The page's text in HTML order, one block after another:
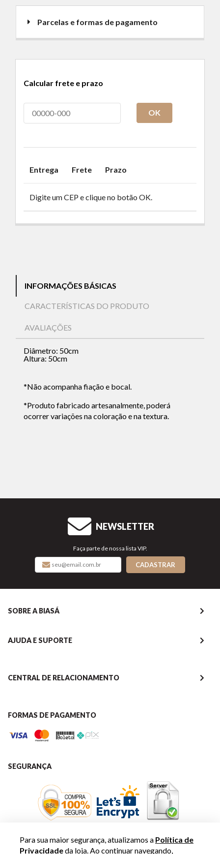
Parcelas e formas de pagamento
Calcular frete e prazo
OK
Entrega Frete Prazo
Digite um CEP e clique no botão OK.
INFORMAÇÕES BÁSICAS
CARACTERÍSTICAS DO PRODUTO
AVALIAÇÕES
Diâmetro: 50cm
Altura: 50cm
*Não acompanha fiação e bocal.
*Produto fabricado artesanalmente, poderá
ocorrer variações na coloração e na textura.
Para sua maior segurança, atualizamos a Política de
Privacidadeda loja. Ao continuar navegando,
NEWSLETTER
Faça parte de nossa lista VIP.
CADASTRAR
SOBRE A BIASÁ
AJUDA E SUPORTE
CENTRAL DE RELACIONAMENTO
FORMAS DE PAGAMENTO
SEGURANÇA